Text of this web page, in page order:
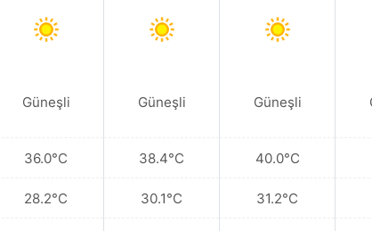
Güneşli
36.0°C
28.2°C
Güneşli
38.4°C
30.1°C
Güneşli
40.0°C
31.2°C